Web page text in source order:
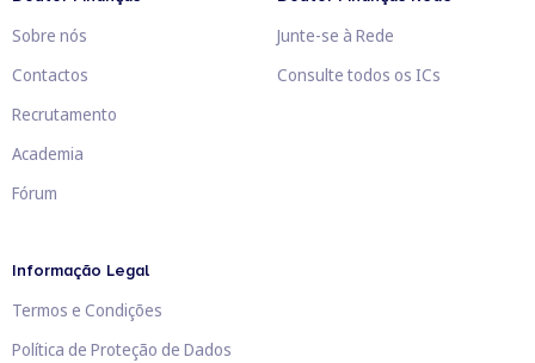
Sobre nós
Contactos
Recrutamento
Academia
Fórum
Junte-se à Rede
Consulte todos os ICs
Informação Legal
Termos e Condições
Política de Proteção de Dados